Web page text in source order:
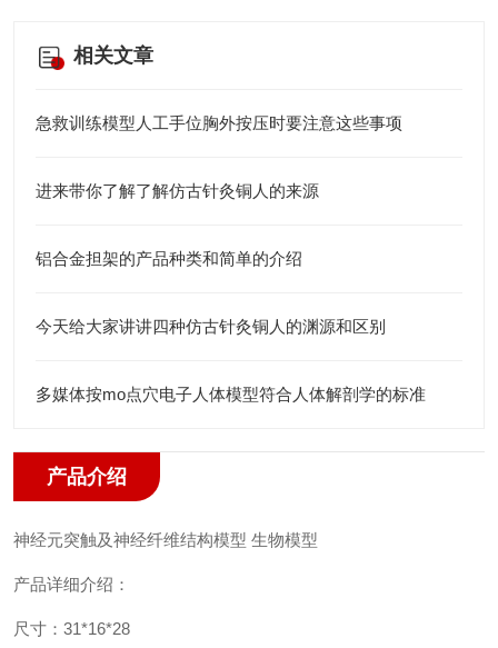
相关文章
急救训练模型人工手位胸外按压时要注意这些事项
进来带你了解了解仿古针灸铜人的来源
铝合金担架的产品种类和简单的介绍
今天给大家讲讲四种仿古针灸铜人的渊源和区别
多媒体按mo点穴电子人体模型符合人体解剖学的标准
产品介绍
神经元突触及神经纤维结构模型 生物模型
产品详细介绍：
尺寸：31*16*28